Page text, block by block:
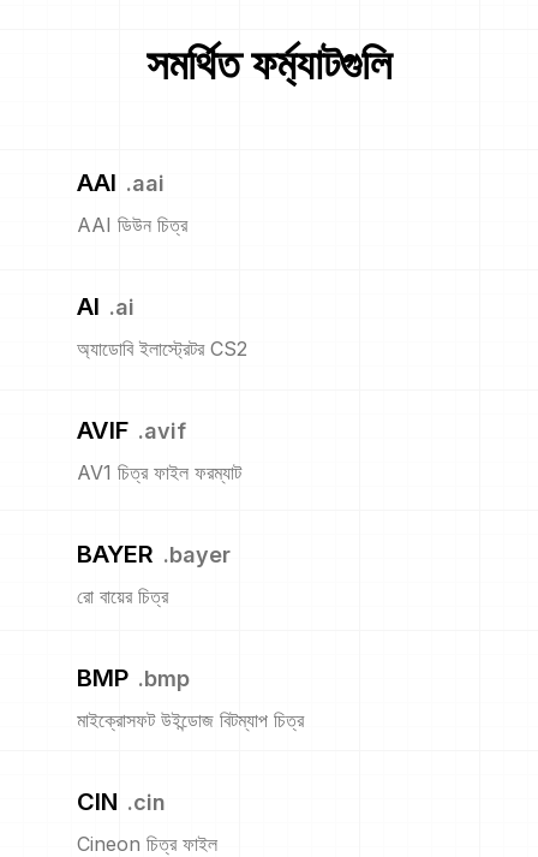
সমর্থিত ফর্ম্যাটগুলি
AAI .aai
AAI ডিউন চিত্র
AI .ai
অ্যাডোবি ইলাস্ট্রেটর CS2
AVIF .avif
AV1 চিত্র ফাইল ফরম্যাট
BAYER .bayer
রো বায়ের চিত্র
BMP .bmp
মাইক্রোসফট উইন্ডোজ বিটম্যাপ চিত্র
CIN .cin
Cineon চিত্র ফাইল